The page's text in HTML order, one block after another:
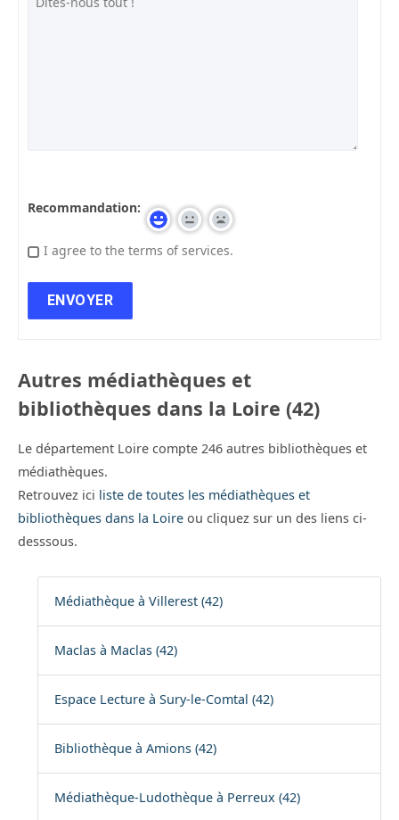
Recommandation:
I agree to the terms of services.
Autres médiathèques et
bibliothèques dans la Loire (42)
Le département Loire compte 246 autres bibliothèques et
médiathèques.
Retrouvez ici liste de toutes les médiathèques et
bibliothèques dans la Loire ou cliquez sur un des liens ci-
desssous.
Médiathèque à Villerest (42)
Maclas à Maclas (42)
Espace Lecture à Sury-le-Comtal (42)
Bibliothèque à Amions (42)
Médiathèque-Ludothèque à Perreux (42)